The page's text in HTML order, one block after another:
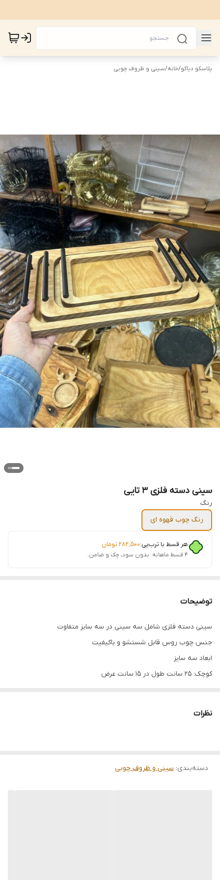
پلاسکو دیاکو/خانه/سینی و ظروف چوبی
سینی دسته فلزی 3 تایی
رنگ
رنگ چوب قهوه ای
هر قسط با ترب‌پی:۲۸۲٬۵۰۰ تومان
۴ قسط ماهانه. بدون سود، چک و ضامن.
توضیحات
سینی دسته فلزی شامل سه سینی در سه سایز متفاوت
جنس چوب روس قابل شستشو و باکیفیت
ابعاد سه سایز
کوچک: 25 سانت طول در 15 سانت عرض
نظرات
دسته‌بندی: سینی و ظروف چوبی